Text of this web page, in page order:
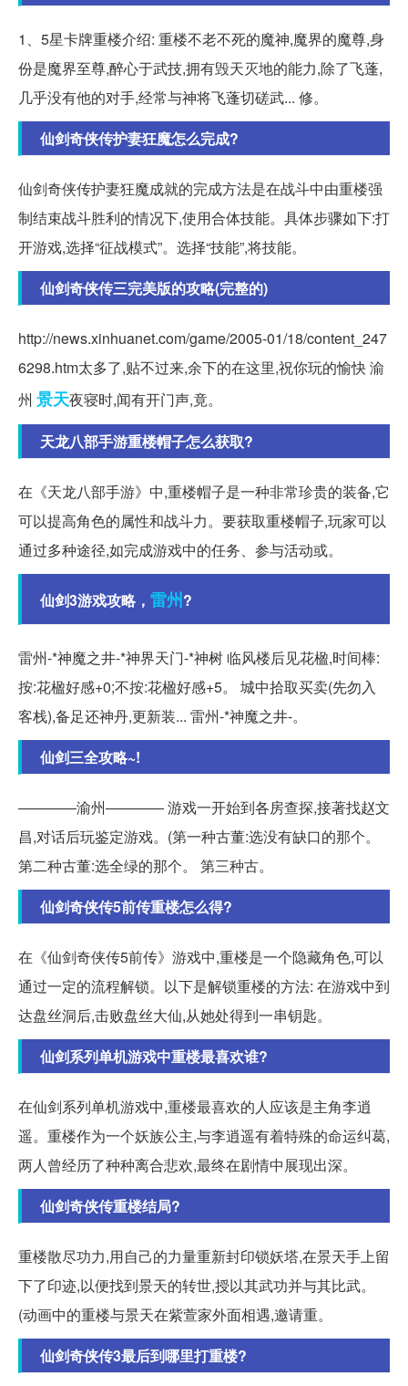
1、5星卡牌重楼介绍: 重楼不老不死的魔神,魔界的魔尊,身
份是魔界至尊,醉心于武技,拥有毁天灭地的能力,除了飞蓬,
几乎没有他的对手,经常与神将飞蓬切磋武... 修。
仙剑奇侠传护妻狂魔怎么完成?
仙剑奇侠传护妻狂魔成就的完成方法是在战斗中由重楼强
制结束战斗胜利的情况下,使用合体技能。具体步骤如下:打
开游戏,选择“征战模式”。选择“技能”,将技能。
仙剑奇侠传三完美版的攻略(完整的)
http://news.xinhuanet.com/game/2005-01/18/content_247
6298.htm太多了,贴不过来,余下的在这里,祝你玩的愉快 渝
州 景天夜寝时,闻有开门声,竟。
天龙八部手游重楼帽子怎么获取?
在《天龙八部手游》中,重楼帽子是一种非常珍贵的装备,它
可以提高角色的属性和战斗力。要获取重楼帽子,玩家可以
通过多种途径,如完成游戏中的任务、参与活动或。
仙剑3游戏攻略， 雷州?
雷州-*神魔之井-*神界天门-*神树 临风楼后见花楹,时间棒:
按:花楹好感+0;不按:花楹好感+5。 城中拾取买卖(先勿入
客栈),备足还神丹,更新装... 雷州-*神魔之井-。
仙剑三全攻略~!
――――渝州―――― 游戏一开始到各房查探,接著找赵文
昌,对话后玩鉴定游戏。(第一种古董:选没有缺口的那个。
第二种古董:选全绿的那个。 第三种古。
仙剑奇侠传5前传重楼怎么得?
在《仙剑奇侠传5前传》游戏中,重楼是一个隐藏角色,可以
通过一定的流程解锁。以下是解锁重楼的方法: 在游戏中到
达盘丝洞后,击败盘丝大仙,从她处得到一串钥匙。
仙剑系列单机游戏中重楼最喜欢谁?
在仙剑系列单机游戏中,重楼最喜欢的人应该是主角李逍
遥。重楼作为一个妖族公主,与李逍遥有着特殊的命运纠葛,
两人曾经历了种种离合悲欢,最终在剧情中展现出深。
仙剑奇侠传重楼结局?
重楼散尽功力,用自己的力量重新封印锁妖塔,在景天手上留
下了印迹,以便找到景天的转世,授以其武功并与其比武。
(动画中的重楼与景天在紫萱家外面相遇,邀请重。
仙剑奇侠传3最后到哪里打重楼?